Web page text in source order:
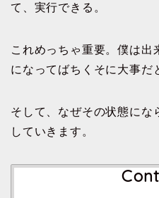
て、実行できる。
これめっちゃ重要。僕は出
になってばちくそに大事だ
そして、なぜその状態にな
していきます。